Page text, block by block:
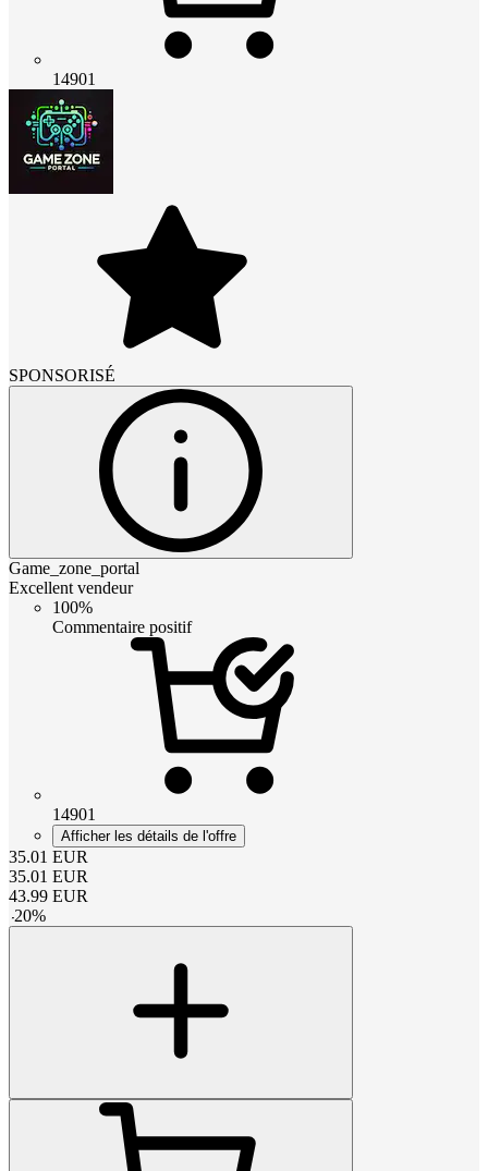
14901
SPONSORISÉ
Game_zone_portal
Excellent vendeur
100%
Commentaire positif
14901
Afficher les détails de l'offre
35.01 EUR
35.01 EUR
43.99 EUR
-20%